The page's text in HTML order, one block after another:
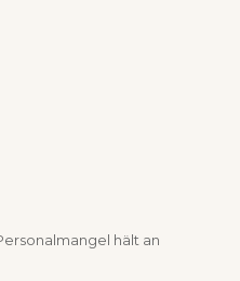
hält an